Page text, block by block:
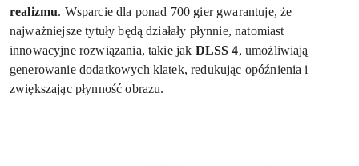
realizmu. Wsparcie dla ponad 700 gier gwarantuje, że
najważniejsze tytuły będą działały płynnie, natomiast
innowacyjne rozwiązania, takie jak DLSS 4, umożliwiają
generowanie dodatkowych klatek, redukując opóźnienia i
zwiększając płynność obrazu.